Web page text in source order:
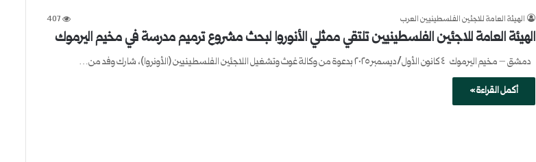
الهيئة العامة للاجئين الفلسطينيين العرب 407
الهيئة العامة للاجئين الفلسطينيين تلتقي ممثلي الأنوروا لبحث مشروع ترميم مدرسة في مخيم اليرموك
دمشق – مخيم اليرموك ٤ كانون الأول/ديسمبر ٢٠٢٥ بدعوة من وكالة غوث وتشغيل اللاجئين الفلسطينيين (الأونروا)، شارك وفد من…
أكمل القراءة »